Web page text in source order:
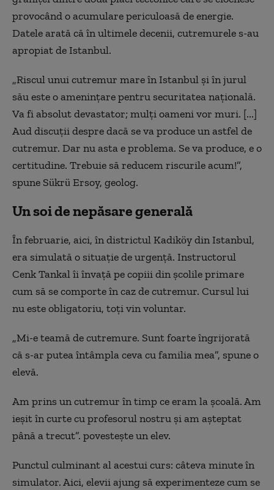
provocând o acumulare periculoasă de energie.
Datele arată că în ultimele decenii, cutremurele s-au
apropiat de Istanbul.
„Riscul unui cutremur mare în Istanbul și în jurul
său este o amenințare pentru securitatea națională.
Va fi absolut devastator; mulți oameni vor muri. [...]
Aud discuții despre dacă se va produce un astfel de
cutremur. Dar nu asta e problema. Se va produce, e o
certitudine. Trebuie să reducem riscurile acum!”,
spune Sükrü Ersoy, geolog.
Un soi de nepăsare generală
În februarie, aici, în districtul Kadiköy din Istanbul,
era simulată o situație de urgență. Instructorul
Cenk Tankal îi învață pe copiii din școlile primare
cum să se comporte în caz de cutremur. Cursul lui
nu este obligatoriu, toțivinvoluntar.
„Mi-e teamă de cutremure. Sunt foarte îngrijorată
că s-ar putea întâmpla ceva cu familia mea”, spune o
elevă.
Am prins un cutremur în timp ce eram la școală. Am
ieșit în curte cu profesorul nostru și am așteptat
până a trecut”. povestește un elev.
Punctul culminant al acestui curs: câteva minute în
simulator. Aici, elevii ajung să experimenteze cum se